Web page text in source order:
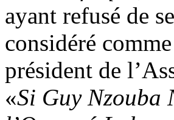
ayant refusé de
considéré
président de
«Si Guy Nzouba